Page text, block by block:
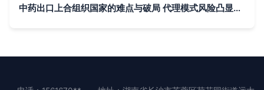
中药出口上合组织国家的难点与破局 代理模式风险凸显，共享销售网络或成关键